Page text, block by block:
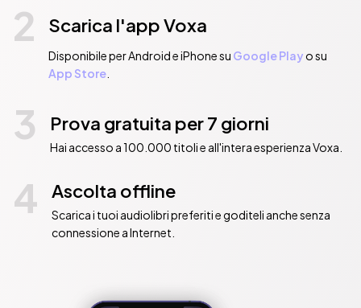
2 Scarica l'app Voxa
Disponibile per Android e iPhone su Google Playo su
App Store.
3 Prova gratuita per 7 giorni
Hai accesso a 100.000 titoli e all'intera esperienza Voxa.
4 Ascolta offline
Scarica i tuoi audiolibri preferiti e goditeli anche senza
connessione a Internet.